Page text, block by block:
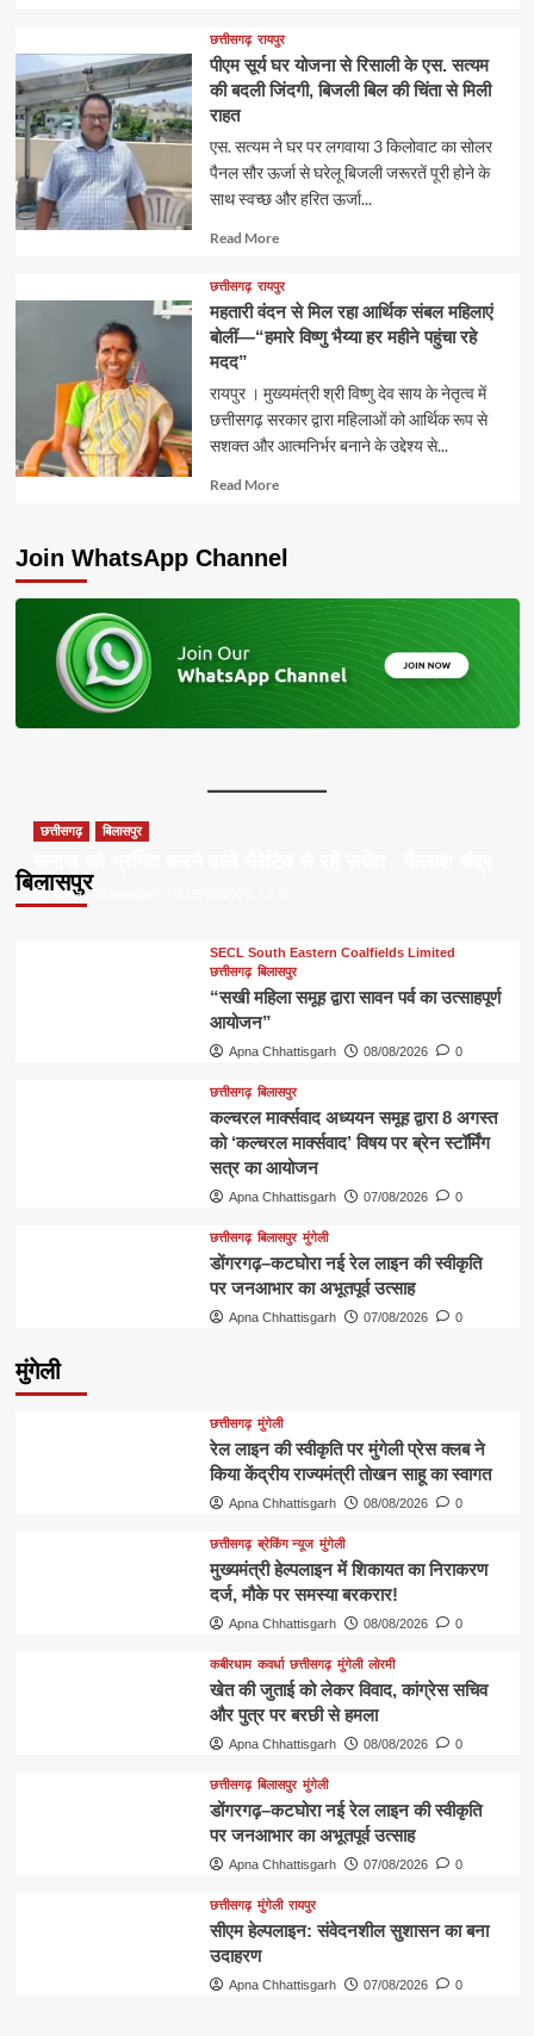
about
छत्तीसगढ़ रायपुर
पीएम सूर्य घर योजना से रिसाली के एस. सत्यम
की बदली जिंदगी, बिजली बिल की चिंता से मिली
राहत
एस. सत्यम ने घर पर लगवाया 3 किलोवाट का सोलर
पैनल सौर ऊर्जा से घरेलू बिजली जरूरतें पूरी होने के
साथ स्वच्छ और हरित ऊर्जा...
Read MoreRead
about
छत्तीसगढ़ रायपुर
महतारी वंदन से मिल रहा आर्थिक संबल महिलाएं
बोलीं—“हमारे विष्णु भैय्या हर महीने पहुंचा रहे
मदद”
रायपुर । मुख्यमंत्री श्री विष्णु देव साय के नेतृत्व में
छत्तीसगढ़ सरकार द्वारा महिलाओं को आर्थिक रूप से
सशक्त और आत्मनिर्भर बनाने के उद्देश्य से...
Read MoreRead
Join WhatsApp Channel
बिलासपुर
छत्तीसगढ़ बिलासपुर
Apna Chhattisgarh
SECL South Eastern Coalfields Limited
छत्तीसगढ़ बिलासपुर
“सखी महिला समूह द्वारा सावन पर्व का उत्साहपूर्ण
आयोजन”
Apna Chhattisgarh 08/08/2026 0
छत्तीसगढ़ बिलासपुर
कल्चरल मार्क्सवाद अध्ययन समूह द्वारा 8 अगस्त
को ‘कल्चरल मार्क्सवाद’ विषय पर ब्रेन स्टॉर्मिंग
सत्र का आयोजन
Apna Chhattisgarh 07/08/2026 0
छत्तीसगढ़ बिलासपुर मुंगेली
डोंगरगढ़–कटघोरा नई रेल लाइन की स्वीकृति
पर जनआभार का अभूतपूर्व उत्साह
Apna Chhattisgarh 07/08/2026 0
मुंगेली
छत्तीसगढ़ मुंगेली
रेल लाइन की स्वीकृति पर मुंगेली प्रेस क्लब ने
किया केंद्रीय राज्यमंत्री तोखन साहू का स्वागत
Apna Chhattisgarh 08/08/2026 0
छत्तीसगढ़ ब्रेकिंग न्यूज मुंगेली
मुख्यमंत्री हेल्पलाइन में शिकायत का निराकरण
दर्ज, मौके पर समस्या बरकरार!
Apna Chhattisgarh 08/08/2026 0
कबीरधाम कवर्धा छत्तीसगढ़ मुंगेली लोरमी
खेत की जुताई को लेकर विवाद, कांग्रेस सचिव
और पुत्र पर बरछी से हमला
Apna Chhattisgarh 08/08/2026 0
छत्तीसगढ़ बिलासपुर मुंगेली
डोंगरगढ़–कटघोरा नई रेल लाइन की स्वीकृति
पर जनआभार का अभूतपूर्व उत्साह
Apna Chhattisgarh 07/08/2026 0
छत्तीसगढ़ मुंगेली रायपुर
सीएम हेल्पलाइन: संवेदनशील सुशासन का बना
उदाहरण
Apna Chhattisgarh 07/08/2026 0